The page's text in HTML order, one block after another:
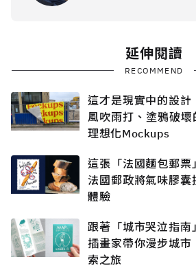
延伸閱讀
RECOMMEND
這才是現實中的設
風吹雨打、塗鴉破
理想化Mockups
這張「法國麵包郵票
法國郵政將氣味膠
體驗
跟著「城市哭泣指南
插畫家帶你漫步城
索之旅